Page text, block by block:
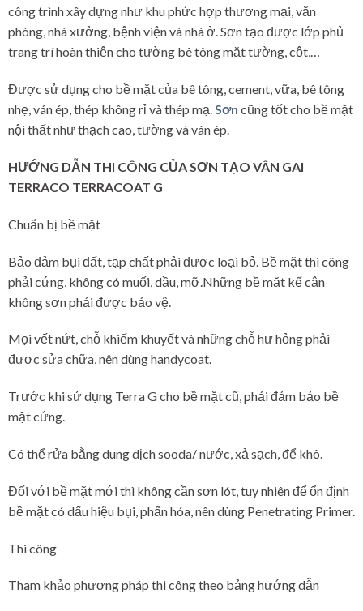
công trình xây dựng như khu phức hợp thương mại, văn
phòng, nhà xưởng, bệnh viện và nhà ở. Sơn tạo được lớp phủ
trang trí hoàn thiện cho tường bê tông mặt tường, cột,…
Được sử dụng cho bề mặt của bê tông, cement, vữa, bê tông
nhẹ, ván ép, thép không rỉ và thép mạ.Sơn cũng tốt cho bề mặt
nội thất như thạch cao, tường và ván ép.
HƯỚNG DẪN THI CÔNG CỦASƠN TẠO VÂN GAI
TERRACO TERRACOAT G
Chuẩn bị bề mặt
Bảo đảm bụi đất, tạp chất phải được loại bỏ. Bề mặt thi công
phải cứng, không có muối, dầu, mỡ.Những bề mặt kế cận
không sơn phải được bảo vệ.
Mọi vết nứt, chỗ khiếm khuyết và những chỗ hư hỏng phải
được sửa chữa, nên dùng handycoat.
Trước khi sử dụng Terra G cho bề mặt cũ, phải đảm bảo bề
mặt cứng.
Có thể rửa bằng dung dịch sooda/ nước, xả sạch, để khô.
Đối với bề mặt mới thì không cần sơn lót, tuy nhiên để ổn định
bề mặt có dấu hiệu bụi, phấn hóa, nên dùng Penetrating Primer.
Thi công
Tham khảo phương pháp thi công theo bảng hướng dẫn